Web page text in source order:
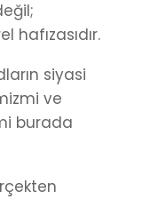
hafızasıdır.
siyasi
ve
burada